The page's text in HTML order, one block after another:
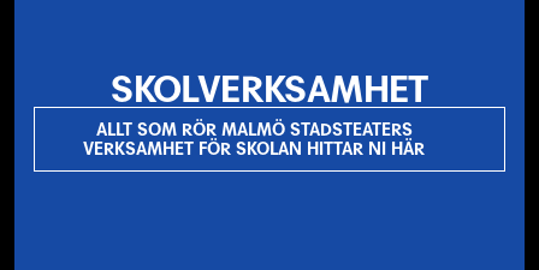
SKOLVERKSAMHET
ALLT SOM RÖR MALMÖ STADSTEATERS
VERKSAMHET FÖR SKOLAN HITTAR NI HÄR